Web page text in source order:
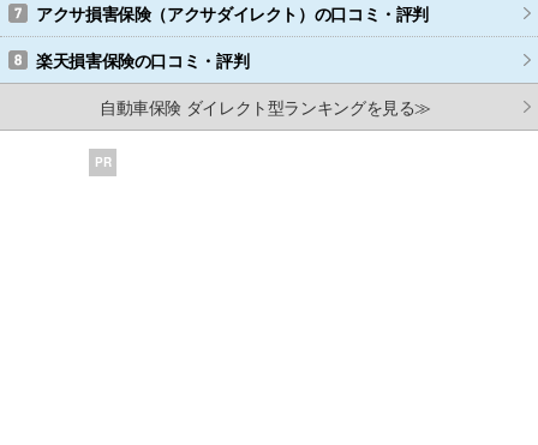
アクサ損害保険（アクサダイレクト） の口コミ・評判
楽天損害保険の口コミ・評判
自動車保険 ダイレクト型ランキングを見る≫
PR